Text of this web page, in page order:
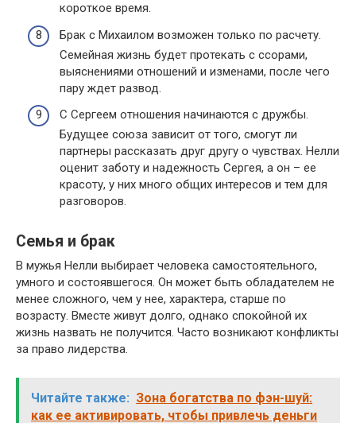
короткое время.
Брак с Михаилом возможен только по расчету.
Семейная жизнь будет протекать с ссорами,
выяснениями отношений и изменами, после чего
пару ждет развод.
С Сергеем отношения начинаются с дружбы.
Будущее союза зависит от того, смогут ли
партнеры рассказать друг другу о чувствах. Нелли
оценит заботу и надежность Сергея, а он – ее
красоту, у них много общих интересов и тем для
разговоров.
Семья и брак
В мужья Нелли выбирает человека самостоятельного,
умного и состоявшегося. Он может быть обладателем не
менее сложного, чем у нее, характера, старше по
возрасту. Вместе живут долго, однако спокойной их
жизнь назвать не получится. Часто возникают конфликты
за право лидерства.
Читайте также: Зона богатства по фэн-шуй:
как ее активировать, чтобы привлечь деньги